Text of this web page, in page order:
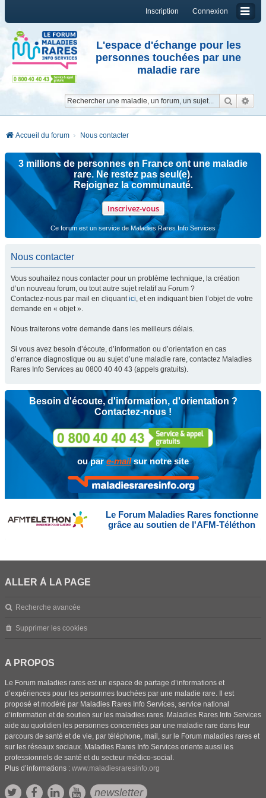
Connexion
Inscription
L'espace d'échange pour les
personnes touchées par une
maladie rare
Accueil du forum Nous contacter
3 millions de personnes en France ont une maladie
rare. Ne restez pas seul(e).
Rejoignez la communauté.
Inscrivez-vous
Ce forum est un service de Maladies Rares Info Services
Nous contacter
Vous souhaitez nous contacter pour un problème technique, la création
d’un nouveau forum, ou tout autre sujet relatif au Forum ?
Contactez-nous par mail en cliquantici, et en indiquant bien l’objet de votre
demande en « objet ».
Nous traiterons votre demande dans les meilleurs délais.
Si vous avez besoin d’écoute, d’information ou d’orientation en cas
d’errance diagnostique ou au sujet d’une maladie rare, contactez Maladies
Rares Info Services au 0800 40 40 43 (appels gratuits).
Besoin d'écoute, d'information, d'orientation ?
Contactez-nous !
ou pare-mailsur notre site
Le Forum Maladies Rares fonctionne
grâce au soutien de l'AFM-Téléthon
ALLER À LA PAGE
Recherche avancée
Supprimer les cookies
A PROPOS
Le Forum maladies rares est un espace de partage d’informations et
d’expériences pour les personnes touchées par une maladie rare. Il est
proposé et modéré par Maladies Rares Info Services, service national
d’information et de soutien sur les maladies rares. Maladies Rares Info Services
aide au quotidien les personnes concernées par une maladie rare dans leur
parcours de santé et de vie, par téléphone, mail, sur le Forum maladies rares et
sur les réseaux sociaux. Maladies Rares Info Services oriente aussi les
professionnels de santé et du secteur médico-social.
Plus d’informations : www.maladiesraresinfo.org
newsletter